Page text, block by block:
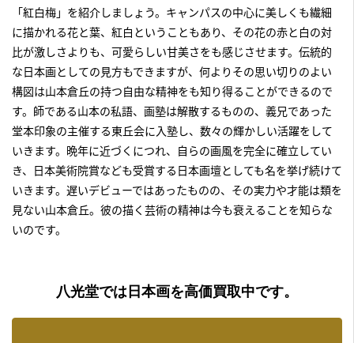
「紅白梅」を紹介しましょう。キャンパスの中心に美しくも繊細
に描かれる花と葉、紅白ということもあり、その花の赤と白の対
比が激しさよりも、可愛らしい甘美さをも感じさせます。伝統的
な日本画としての見方もできますが、何よりその思い切りのよい
構図は山本倉丘の持つ自由な精神をも知り得ることができるので
す。師である山本の私語、画塾は解散するものの、義兄であった
堂本印象の主催する東丘会に入塾し、数々の輝かしい活躍をして
いきます。晩年に近づくにつれ、自らの画風を完全に確立してい
き、日本美術院賞なども受賞する日本画壇としても名を挙げ続けて
いきます。遅いデビューではあったものの、その実力や才能は類を
見ない山本倉丘。彼の描く芸術の精神は今も衰えることを知らな
いのです。
八光堂では日本画を高価買取中です。